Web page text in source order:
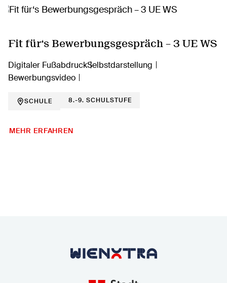
Fit für‘s Bewerbungsgespräch – 3 UE WS
Digitaler FußabdruckSelbstdarstellung
Bewerbungsvideo
SCHULE 8.-9. SCHULSTUFE
MEHR ERFAHREN
Zurück zur Startseite